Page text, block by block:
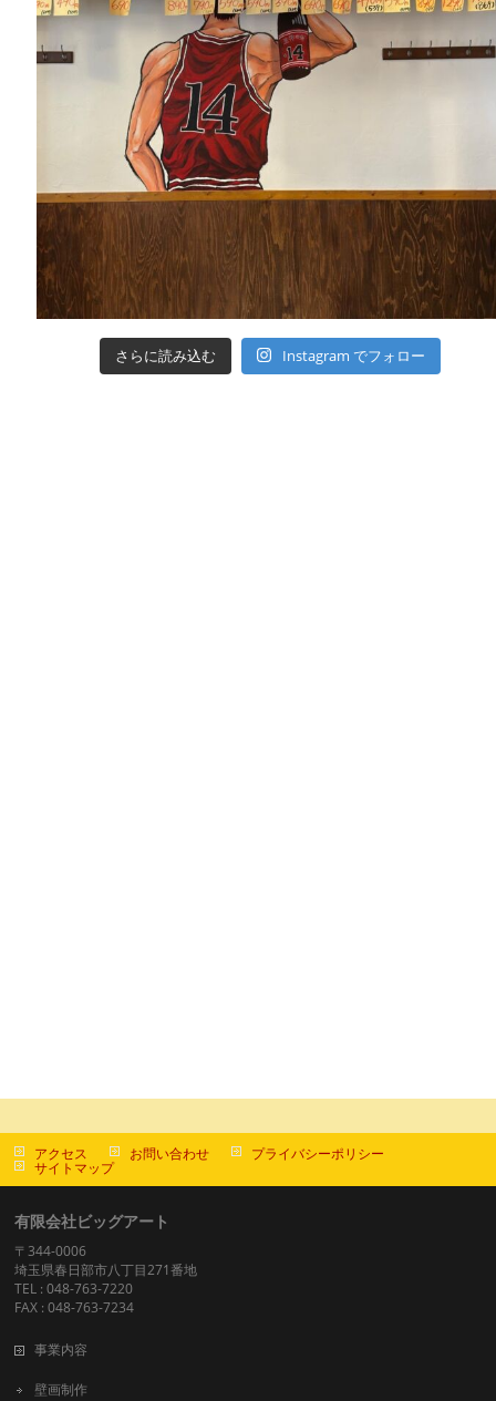
さらに読み込む Instagram でフォロー
アクセス お問い合わせ プライバシーポリシー
サイトマップ
有限会社ビッグアート
〒344-0006
埼玉県春日部市八丁目271番地
TEL : 048-763-7220
FAX : 048-763-7234
事業内容
壁画制作